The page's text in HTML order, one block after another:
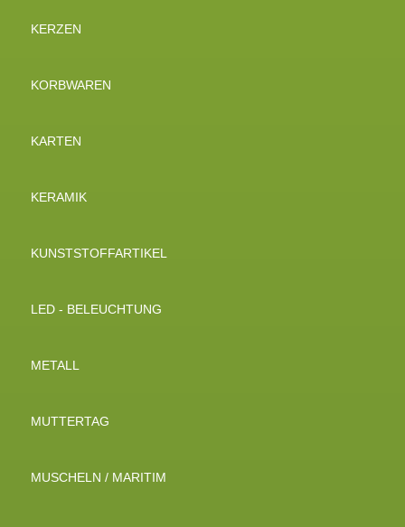
KERZEN
KORBWAREN
KARTEN
KERAMIK
KUNSTSTOFFARTIKEL
LED - BELEUCHTUNG
METALL
MUTTERTAG
MUSCHELN / MARITIM